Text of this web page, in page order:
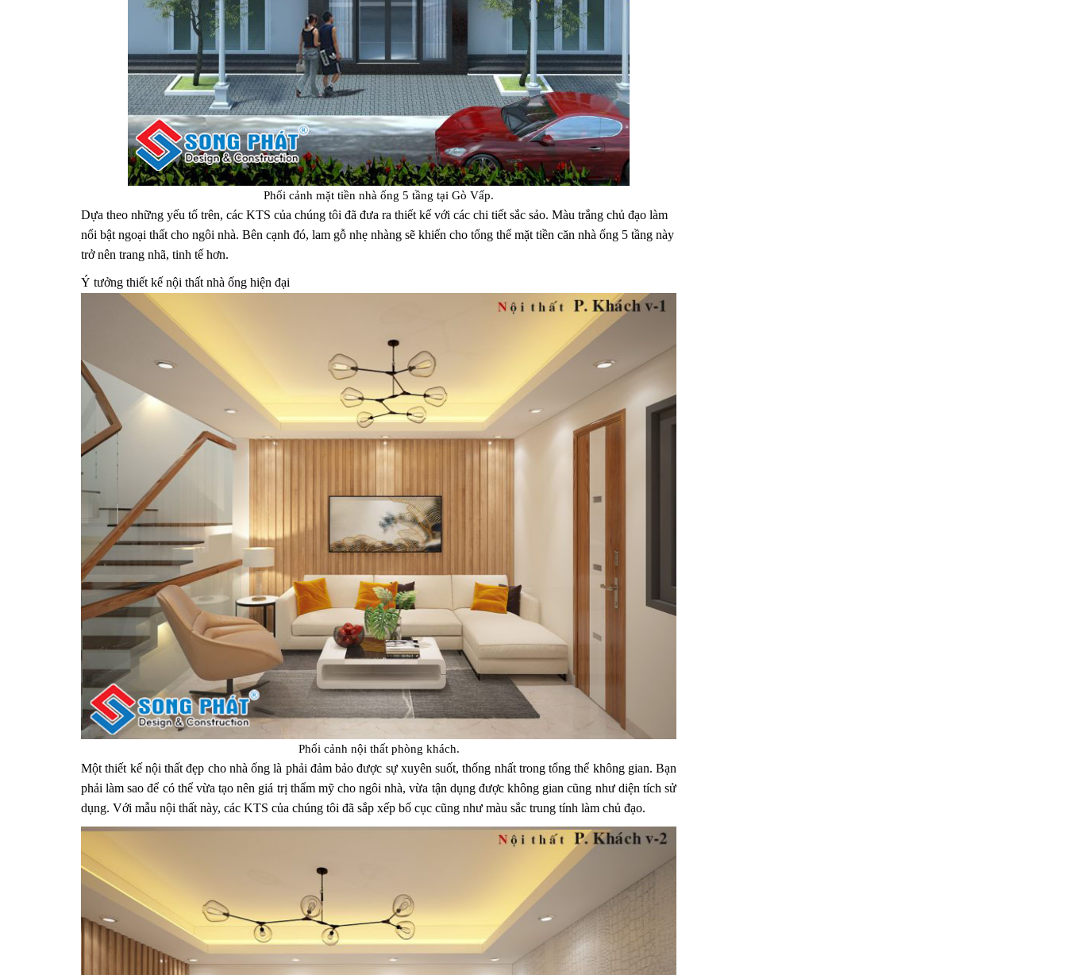
Phối cảnh mặt tiền nhà ống 5 tầng tại Gò Vấp.
Dựa theo những yếu tố trên, các KTS của chúng tôi đã đưa ra thiết kế với các chi tiết sắc sảo. Màu trắng chủ đạo làm
nổi bật ngoại thất cho ngôi nhà. Bên cạnh đó, lam gỗ nhẹ nhàng sẽ khiến cho tổng thể mặt tiền căn nhà ống 5 tầng này
trở nên trang nhã, tinh tế hơn.
Ý tưởng thiết kế nội thất nhà ống hiện đại
Phối cảnh nội thất phòng khách.
Một thiết kế nội thất đẹp cho nhà ống là phải đảm bảo được sự xuyên suốt, thống nhất trong tổng thể không gian. Bạn
phải làm sao để có thể vừa tạo nên giá trị thẩm mỹ cho ngôi nhà, vừa tận dụng được không gian cũng như diện tích sử
dụng. Với mẫu nội thất này, các KTS của chúng tôi đã sắp xếp bố cục cũng như màu sắc trung tính làm chủ đạo.